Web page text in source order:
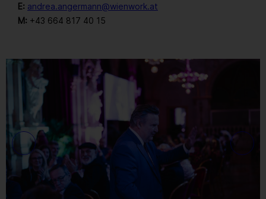
E: andrea.angermann@wienwork.at
M: +43 664 817 40 15
/ 259